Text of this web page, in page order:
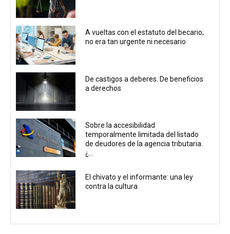
A vueltas con el estatuto del becario;
no era tan urgente ni necesario
De castigos a deberes. De beneficios
a derechos
Sobre la accesibilidad
temporalmente limitada del listado
de deudores de la agencia tributaria.
¿...
El chivato y el informante: una ley
contra la cultura